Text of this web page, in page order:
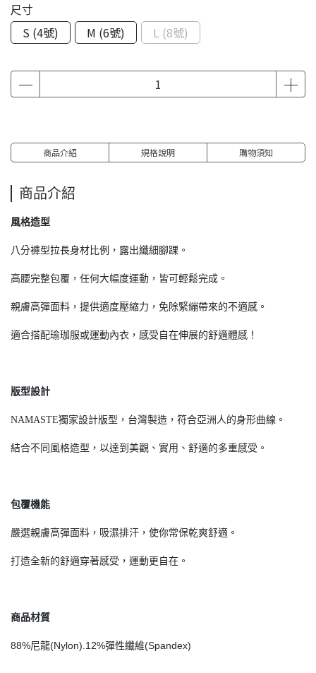
尺寸
S (4號)
M (6號) L (8號)
商品介紹 規格說明 購物須知
商品介紹
風格造型
八分褲型拉長身材比例，露出纖細腳踝。
高腰完整包覆，任何大幅度運動，皆可輕鬆完成。
親膚高彈面料，提供適度壓縮力，免除緊繃帶來的不適感。
適合搭配瑜珈服或運動內衣，感受自在伸展的舒適體感！
版型設計
NAMASTE獨家設計版型，台灣製造，符合亞洲人的身形曲線。
結合不同風格造型，以達到美觀、實用、舒適的多重感受。
包覆機能
嚴選親膚高彈面料，吸濕排汗，使你常保乾爽舒適。
打造全新的舒適穿著感受，運動更自在。
商品材質
88%尼龍(Nylon).12%彈性纖維(Spandex)